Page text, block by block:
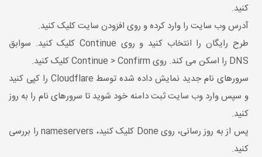
کنید.
آدرس وب سایت را وارد کرده و روی افزودن سایت کلیک کنید.
طرح رایگان را انتخاب کنید و روی Continue کلیک کنید. سوابق
DNS را اسکن می کند. روی Continue > Confirm کلیک کنید.
سرورهای نام جدید نمایش داده شده توسط Cloudflare را کپی کنید
و سپس وارد وب سایت ثبت دامنه خود شوید تا سرورهای نام را به روز
کنید.
پس از به روز رسانی، روی Done کلیک کنید، nameservers را بررسی
کنید.